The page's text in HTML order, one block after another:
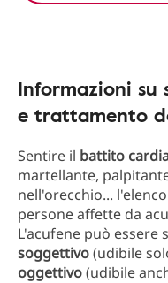
Informazioni su
e trattamento
Sentire il battito
martellante,
nell'orecchio...
persone affette da
L'acufene può essere
soggettivo(udibile
oggettivo(udibile